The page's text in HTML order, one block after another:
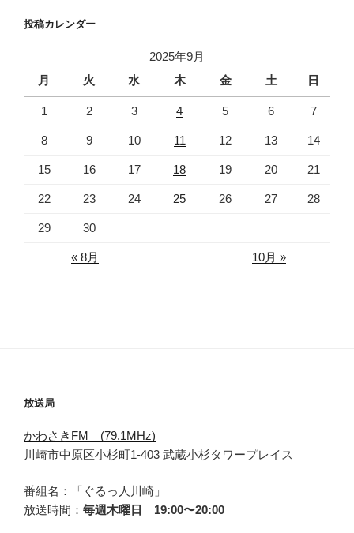
投稿カレンダー
2025年9月
月
火 水 木 金 土 日
1 2 3 4 5 6 7
8 9 10 11 12 13 14
15 16 17 18 19 20 21
22 23 24 25 26 27 28
29 30
« 8月 10月 »
放送局
かわさきFM (79.1MHz)
川崎市中原区小杉町1-403 武蔵小杉タワープレイス
番組名：「ぐるっ人川崎」
放送時間： 毎週木曜日 19:00〜20:00